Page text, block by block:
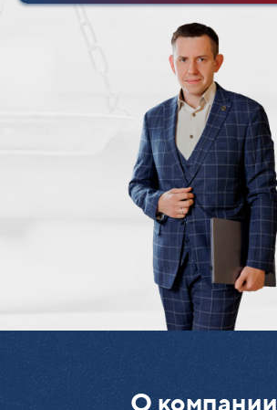
О компании